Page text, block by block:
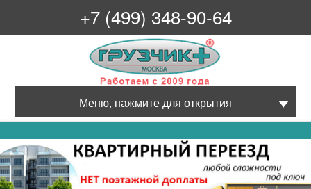
+7 (499) 348-90-64
Грузчик+
Меню, нажмите для открытия